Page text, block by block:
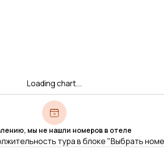
Loading chart...
мы не нашли номеров в отеле
тура в блоке "Выбрать